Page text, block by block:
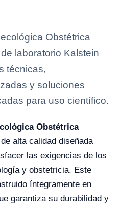
Obstétrica
laboratorio Kalstein
técnicas,
y soluciones
para uso científico.
Obstétrica
alta calidad diseñada
las exigencias de los
y obstetricia. Este
íntegramente en
garantiza su durabilidad y